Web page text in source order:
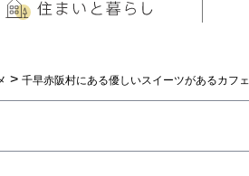
> 千早赤阪村にある優しいスイーツがあるカフェ